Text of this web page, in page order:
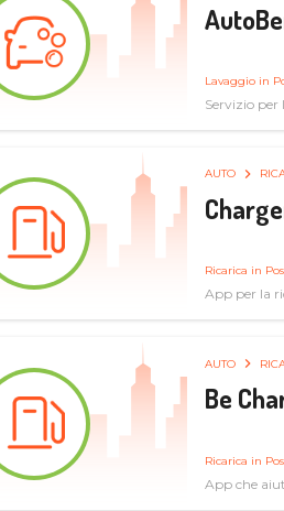
Lavaggio in
Servizio
AUTO
Ricarica in
App per la
AUTO
Be
Ricarica in
App che